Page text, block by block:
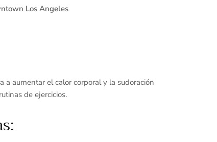
Los Angeles
a aumentar el calor corporal y la sudoración
de ejercicios.